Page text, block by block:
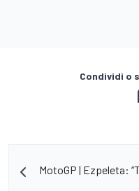
Condividi o
MotoGP | Ezpeleta: